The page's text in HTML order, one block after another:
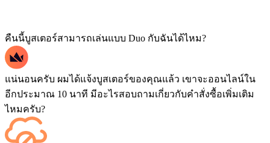
คืนนี้บูสเตอร์สามารถเล่นแบบ Duo กับฉันได้ไหม?
แน่นอนครับ ผมได้แจ้งบูสเตอร์ของคุณแล้ว เขาจะออนไลน์ใน
อีกประมาณ 10 นาที มีอะไรสอบถามเกี่ยวกับคำสั่งซื้อเพิ่มเติม
ไหมครับ?